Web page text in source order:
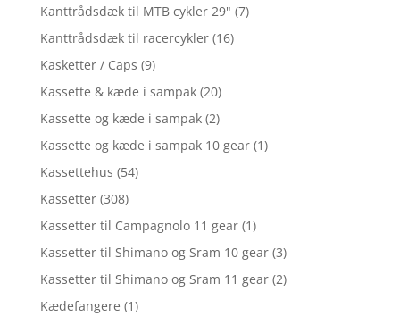
Kanttrådsdæk til MTB cykler 29" (7)
Kanttrådsdæk til racercykler (16)
Kasketter / Caps (9)
Kassette & kæde i sampak (20)
Kassette og kæde i sampak (2)
Kassette og kæde i sampak 10 gear (1)
Kassettehus (54)
Kassetter (308)
Kassetter til Campagnolo 11 gear (1)
Kassetter til Shimano og Sram 10 gear (3)
Kassetter til Shimano og Sram 11 gear (2)
Kædefangere (1)